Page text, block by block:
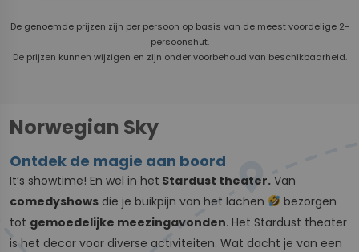
De genoemde prijzen zijn per persoon op basis van de meest voordelige 2-
persoonshut.
De prijzen kunnen wijzigen en zijn onder voorbehoud van beschikbaarheid.
Norwegian Sky
Ontdek de magie aan boord
It’s showtime! En wel in het Stardust theater. Van
comedyshows die je buikpijn van het lachen
bezorgen
tot gemoedelijke meezingavonden. Het Stardust theater
is het decor voor diverse activiteiten. Wat dacht je van een